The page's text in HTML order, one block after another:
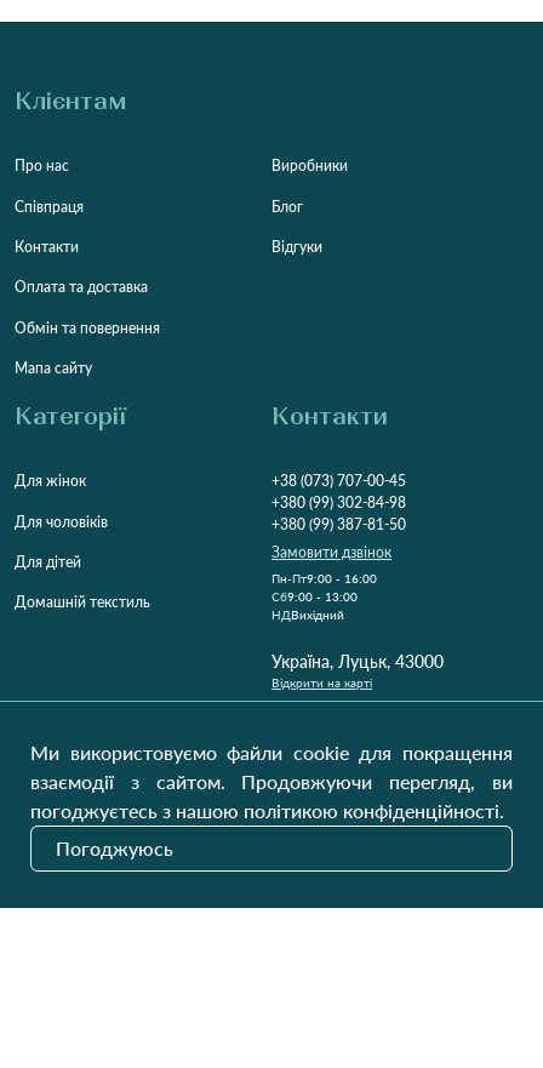
Клієнтам
Про нас
Співпраця
Контакти
Оплата та доставка
Обмін та повернення
Мапа сайту
Виробники
Блог
Відгуки
Категорії
Для жінок
Для чоловіків
Для дітей
Домашній текстиль
Контакти
+38 (073) 707-00-45
+380 (99) 302-84-98
+380 (99) 387-81-50
Замовити дзвінок
Пн-Пт9:00 - 16:00
Cб9:00 - 13:00
НДВихідний
Україна, Луцьк, 43000
Відкрити на карті
Надіслати
Ми використовуємо файли cookie для покращення
взаємодії з сайтом. Продовжуючи перегляд, ви
погоджуєтесь з нашою політикою конфіденційності.
Погоджуюсь